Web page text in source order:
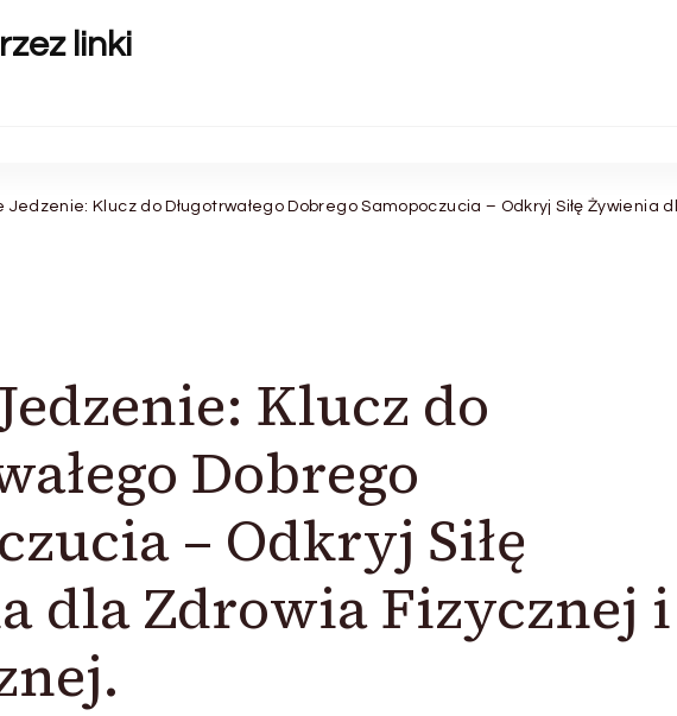
linki
Jedzenie: Klucz do Długotrwałego Dobrego Samopoczucia – Odkryj Siłę Żywienia
Klucz do
Dobrego
– Odkryj Siłę
dla Zdrowia Fizycznej i